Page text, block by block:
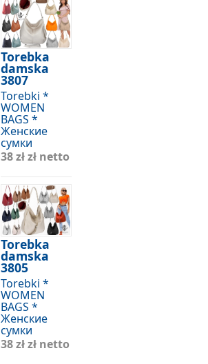
Torebka
damska
3807
Torebki *
WOMEN
BAGS *
Женские
сумки
38 złzł netto
Torebka
damska
3805
Torebki *
WOMEN
BAGS *
Женские
сумки
38 złzł netto